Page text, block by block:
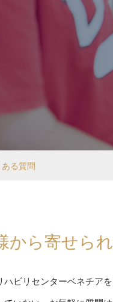
ある質問
から寄せら
ハビリセンターベネチア